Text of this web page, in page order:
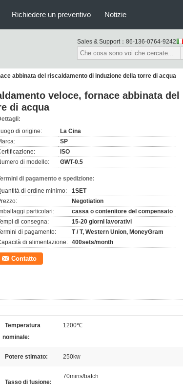
Richiedere un preventivo Notizie
Sales & Support： 86-136-0764-9242
abbinata del riscaldamento di induzione della torre di acqua
veloce, fornace abbinata del
di acqua
di origine:
La Cina
SP
ISO
di modello:
GWT-0.5
di pagamento e spedizione:
di ordine minimo:
1SET
Negotiation
particolari:
cassa o contenitore del compensato
di consegna:
15-20 giorni lavorativi
di pagamento:
T / T, Western Union, MoneyGram
di alimentazione: 400sets/month
Contatto
Temperatura
nominale:
1200℃
Potere stimato: 250kw
Tasso di fusione:
70mins/batch